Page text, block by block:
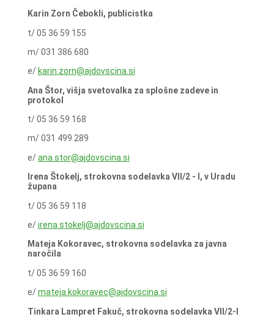
Karin Zorn Čebokli, publicistka
t/ 05 36 59 155
m/ 031 386 680
e/ karin.zorn@ajdovscina.si
Ana Štor, višja svetovalka za splošne zadeve in
protokol
t/ 05 36 59 168
m/ 031 499 289
e/ana.stor@ajdovscina.si
Irena Štokelj, strokovna sodelavka VII/2 - I, v Uradu
župana
t/ 05 36 59 118
e/irena.stokelj@ajdovscina.si
Mateja Kokoravec, strokovna sodelavka za javna
naročila
t/ 05 36 59 160
e/mateja.kokoravec@ajdovscina.si
Tinkara Lampret Fakuč, strokovna sodelavka VII/2-I